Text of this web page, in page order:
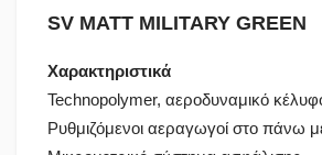
SV MATT MILITARY GREEN
Χαρακτηριστικά
Technopolymer, αεροδυναμικό
Ρυθμιζόμενοι αεραγωγοί στο πάνω